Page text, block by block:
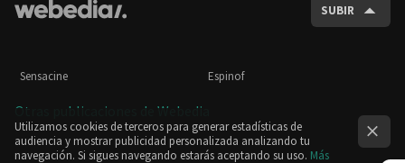
SUBIR
Sensacine Espinof
Otras publicaciones de Webedia
Utilizamos cookies de terceros para generar estadísticas de
audiencia y mostrar publicidad personalizada analizando tu
navegación. Si sigues navegando estarás aceptando su uso. Más